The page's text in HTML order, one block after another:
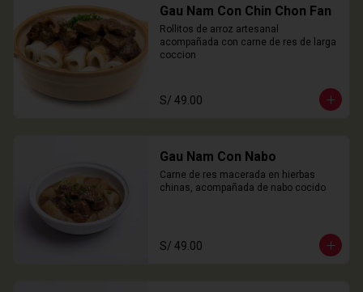
Gau Nam Con Chin Chon Fan
Rollitos de arroz artesanal
acompañada con carne de res de larga
coccion
S/ 49.00
Gau Nam Con Nabo
Carne de res macerada en hierbas
chinas, acompañada de nabo cocido
S/ 49.00